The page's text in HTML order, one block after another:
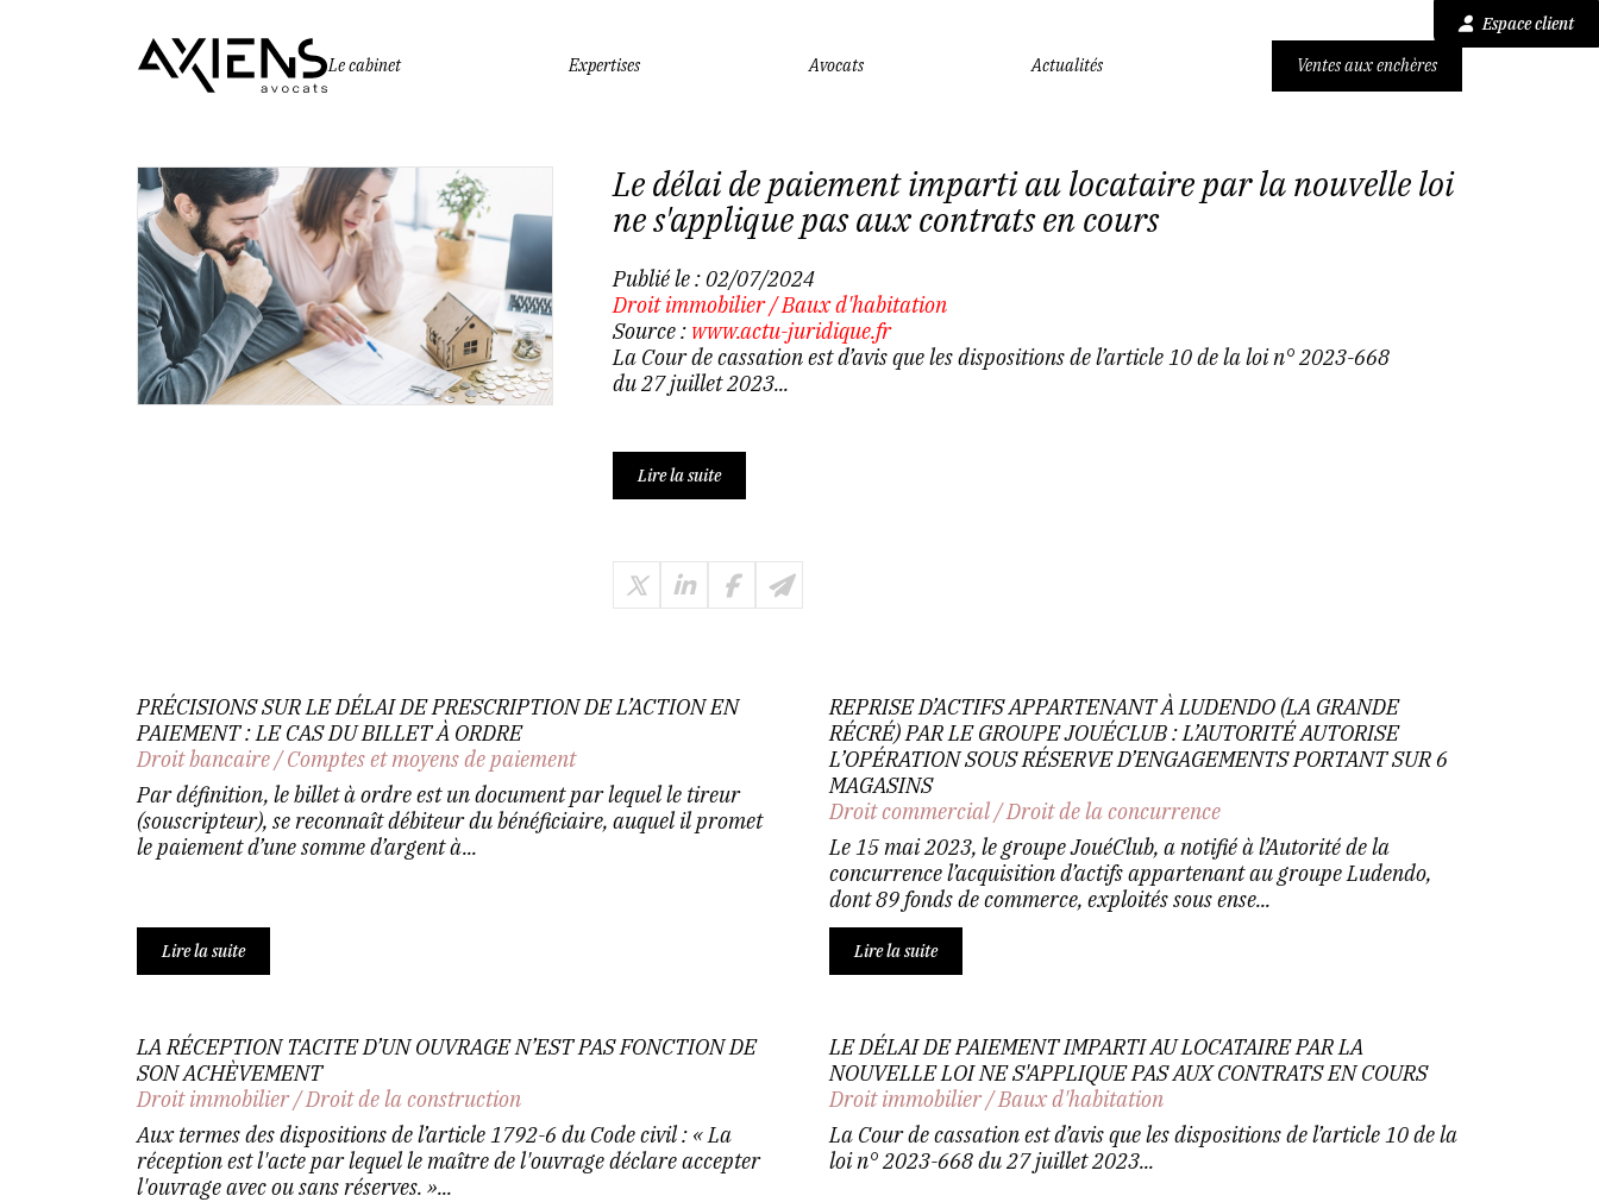
Espace client
Le cabinet
Expertises Avocats Actualités Ventes aux enchères
Le délai de paiement imparti au locataire par la nouvelle loi
ne s'applique pas aux contrats en cours
Publié le :02/07/2024
Droit immobilier/Baux d'habitation
Source : www.actu-juridique.fr
La Cour de cassation est d’avis que les dispositions de l’article 10 de la loi n° 2023-668
du 27 juillet 2023...
Lire la suite
PRÉCISIONS SUR LE DÉLAI DE PRESCRIPTION DE L’ACTION EN
PAIEMENT : LE CAS DU BILLET À ORDRE
Droit bancaire/Comptes et moyens de paiement
Par définition, le billet à ordre est un document par lequel le tireur
(souscripteur), se reconnaît débiteur du bénéficiaire, auquel il promet
le paiement d’une somme d’argent à...
Lire la suite
REPRISE D’ACTIFS APPARTENANT À LUDENDO (LA GRANDE
RÉCRÉ) PAR LE GROUPE JOUÉCLUB : L’AUTORITÉ AUTORISE
L’OPÉRATION SOUS RÉSERVE D’ENGAGEMENTS PORTANT SUR 6
MAGASINS
Droit commercial/Droit de la concurrence
Le 15 mai 2023, le groupe JouéClub, a notifié à l’Autorité de la
concurrence l’acquisition d’actifs appartenant au groupe Ludendo,
dont 89 fonds de commerce, exploités sous ense...
Lire la suite
LA RÉCEPTION TACITE D’UN OUVRAGE N’EST PAS FONCTION DE
SON ACHÈVEMENT
Droit immobilier/Droit de la construction
Aux termes des dispositions de l’article 1792-6 du Code civil : « La
réception est l'acte par lequel le maître de l'ouvrage déclare accepter
l'ouvrage avec ou sans réserves. »...
LE DÉLAI DE PAIEMENT IMPARTI AU LOCATAIRE PAR LA
NOUVELLE LOI NE S'APPLIQUE PAS AUX CONTRATS EN COURS
Droit immobilier/Baux d'habitation
La Cour de cassation est d’avis que les dispositions de l’article 10 de la
loi n° 2023-668 du 27 juillet 2023...